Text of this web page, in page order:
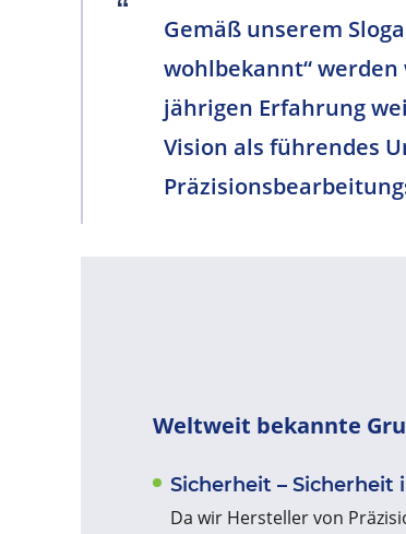
Gemäß unserem
wohlbekannt“
jährigen Erfahrung
Vision als führendes
Weltweit bekannte
Sicherheit – Sicherheit
Da wir Hersteller von